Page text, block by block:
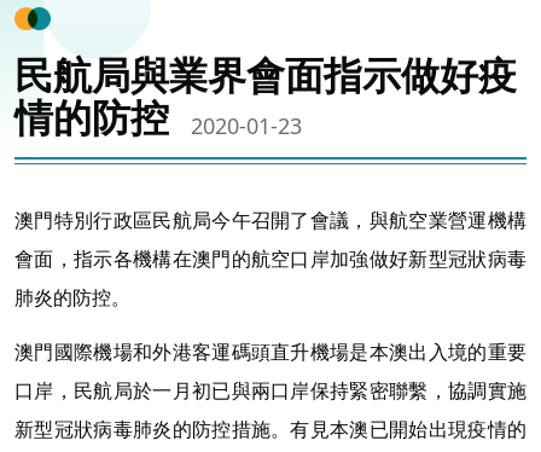
民航局與業界會面指示做好疫
情的防控
2020-01-23
澳門特別行政區民航局今午召開了會議，與航空業營運機構
會面，指示各機構在澳門的航空口岸加強做好新型冠狀病毒
肺炎的防控。
澳門國際機場和外港客運碼頭直升機場是本澳出入境的重要
口岸，民航局於一月初已與兩口岸保持緊密聯繫，協調實施
新型冠狀病毒肺炎的防控措施。有見本澳已開始出現疫情的